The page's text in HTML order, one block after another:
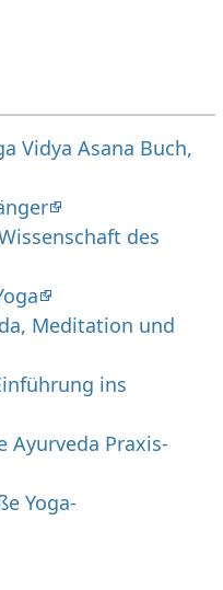
Vidya Asana Buch,
des
Meditation und
ins
Ayurveda Praxis-
Yoga-